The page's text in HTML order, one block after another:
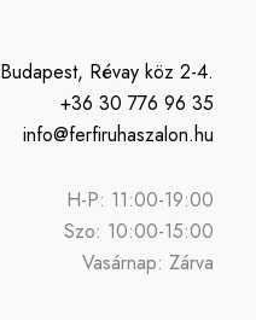
Budapest, Révay köz 2-4.
+36 30 776 96 35
info@ferfiruhaszalon.hu
H-P: 11:00-19:00
Szo: 10:00-15:00
Vasárnap: Zárva